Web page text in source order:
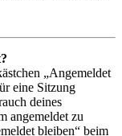
„Angemeldet
eine Sitzung
deines
angemeldet zu
bleiben“ beim